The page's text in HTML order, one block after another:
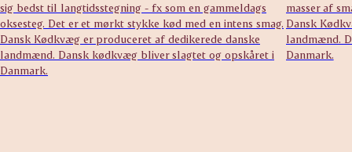
sig bedst til langtidsstegning - fx som en gammeldags
oksesteg. Det er et mørkt stykke kød med en intens smag.
Dansk Kødkvæg er produceret af dedikerede danske
landmænd. Dansk kødkvæg bliver slagtet og opskåret i
Danmark.
masser af
Dansk
landmænd.
Danmark.